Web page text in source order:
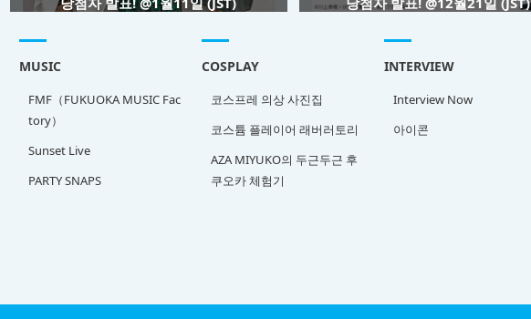
MUSIC
FMF（FUKUOKA MUSIC Fac
tory）
Sunset Live
PARTY SNAPS
COSPLAY
코스프레 의상 사진집
코스튬 플레이어 래버러토리
AZA MIYUKO의 두근두근 후
쿠오카 체험기
INTERVIEW
Interview Now
아이콘